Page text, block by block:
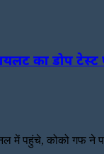
का डोप टेस्ट
में पहुंचे, कोको गफ ने